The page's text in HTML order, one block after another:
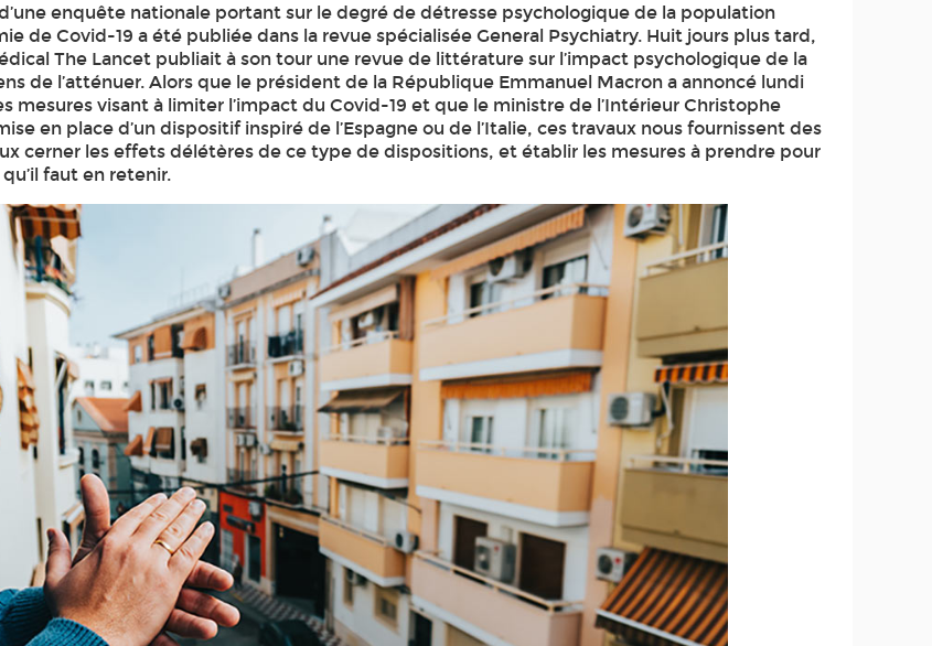
enquête nationale portant sur le degré de détresse psychologique de la population
de Covid-19 a été publiée dans la revue spécialisée General Psychiatry. Huit jours plus tard,
The Lancet publiait à son tour une revue de littérature sur l’impact psychologique de la
de l’atténuer. Alors que le président de la République Emmanuel Macron a annoncé lundi
mesures visant à limiter l’impact du Covid-19 et que le ministre de l’Intérieur Christophe
en place d’un dispositif inspiré de l’Espagne ou de l’Italie, ces travaux nous fournissent des
cerner les effets délétères de ce type de dispositions, et établir les mesures à prendre pour
faut en retenir.